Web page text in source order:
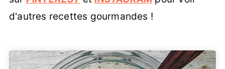
d'autres recettes gourmandes !